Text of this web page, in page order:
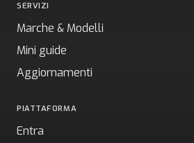
SERVIZI
Marche & Modelli
Mini guide
Aggiornamenti
PIATTAFORMA
Entra